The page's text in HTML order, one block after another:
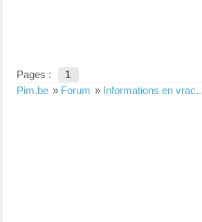
Pages :
1
Pim.be » Forum » Informations en